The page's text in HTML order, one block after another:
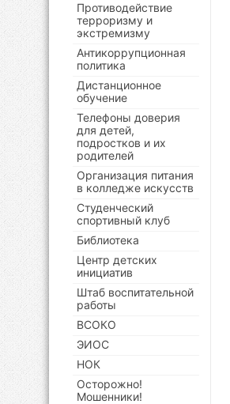
Противодействие
терроризму и
экстремизму
Антикоррупционная
политика
Дистанционное
обучение
Телефоны доверия
для детей,
подростков и их
родителей
Организация питания
в колледже искусств
Студенческий
спортивный клуб
Библиотека
Центр детских
инициатив
Штаб воспитательной
работы
ВСОКО
ЭИОС
НОК
Осторожно!
Мошенники!